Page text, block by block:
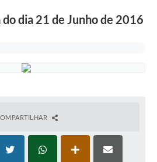
dia 21 de Junho de 2016